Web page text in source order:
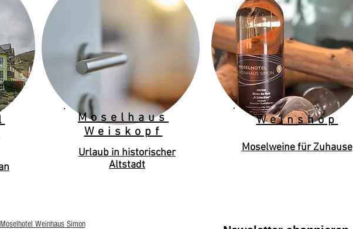
Moselhaus
Weiskopf
Urlaub in historischer
Altstadt
Weinshop
Moselweine für Zuhause
Moselhotel Weinhaus Simon